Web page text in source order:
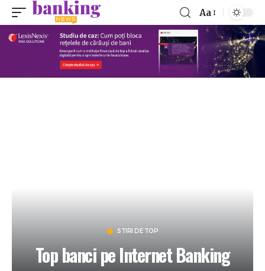
Aa
STIRI DE TOP
Top banci pe Internet Banking